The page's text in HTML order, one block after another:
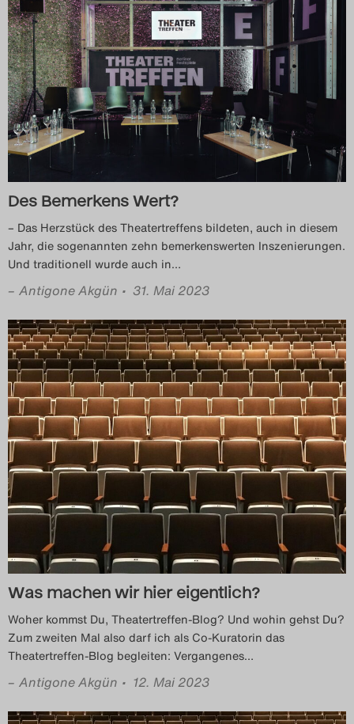
Das Theatertreffen-Blog
Archiv
Impressum
Nutzungsbedingungen
Search
Des Bemerkens Wert?
– Das Herzstück des Theatertreffens bildeten, auch in diesem
Jahr, die sogenannten zehn bemerkenswerten Inszenierungen.
Und traditionell wurde auch in…
– Antigone Akgün • 31. Mai 2023
Was machen wir hier eigentlich?
Woher kommst Du, Theatertreffen-Blog? Und wohin gehst Du?
Zum zweiten Mal also darf ich als Co-Kuratorin das
Theatertreffen-Blog begleiten: Vergangenes…
– Antigone Akgün • 12. Mai 2023